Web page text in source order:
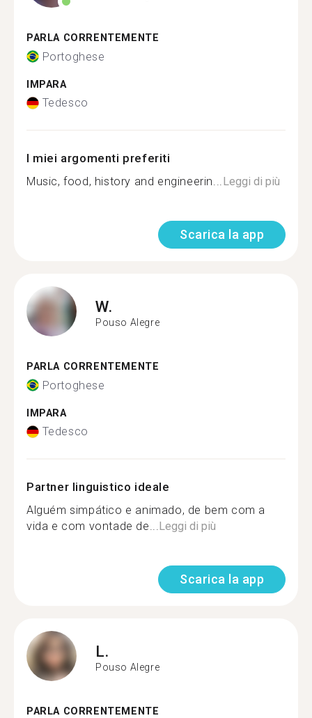
PARLA CORRENTEMENTE
Portoghese
IMPARA
Tedesco
I miei argomenti preferiti
Music, food, history and engineerin...Leggi di più
Scarica la app
W.
Pouso Alegre
PARLA CORRENTEMENTE
Portoghese
IMPARA
Tedesco
Partner linguistico ideale
Alguém simpático e animado, de bem com a
vida e com vontade de...Leggi di più
Scarica la app
L.
Pouso Alegre
PARLA CORRENTEMENTE